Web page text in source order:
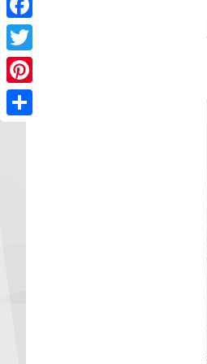
Facebook
Twitter
Pinterest